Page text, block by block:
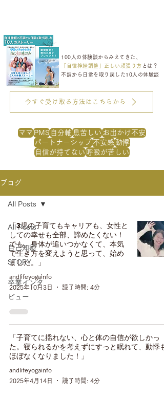
100人の体験談からみえてきた、
「自律神経調整」正しい頑張り方 とは？
不調から日常を取り戻した10人の体験談
今すぐ受け取る方法はこちらから
ママ PMS 自分軸 息苦しい お出かけ不安
パートナーシップ不安感 動悸
自信が持てない 呼吸が苦しい
ブログ
All Posts
自己知癒
STORY
卒業インタ
ビュー
All Posts
「3児の子育てもキャリアも、女性と
しての幸せも全部、諦めたくない！
でも、身体が追いつかなくて、本気
で生き方を変えようと思って、始め
ました。」
andlifeyogainfo
2025年10月3日
読了時間: 4分
「子育てに揺れない、心と体の自信が欲しかっ
た。寝られるかを考えずにすっと眠れて、動悸も
ほぼなくなりました！」
andlifeyogainfo
2025年4月14日
読了時間: 4分